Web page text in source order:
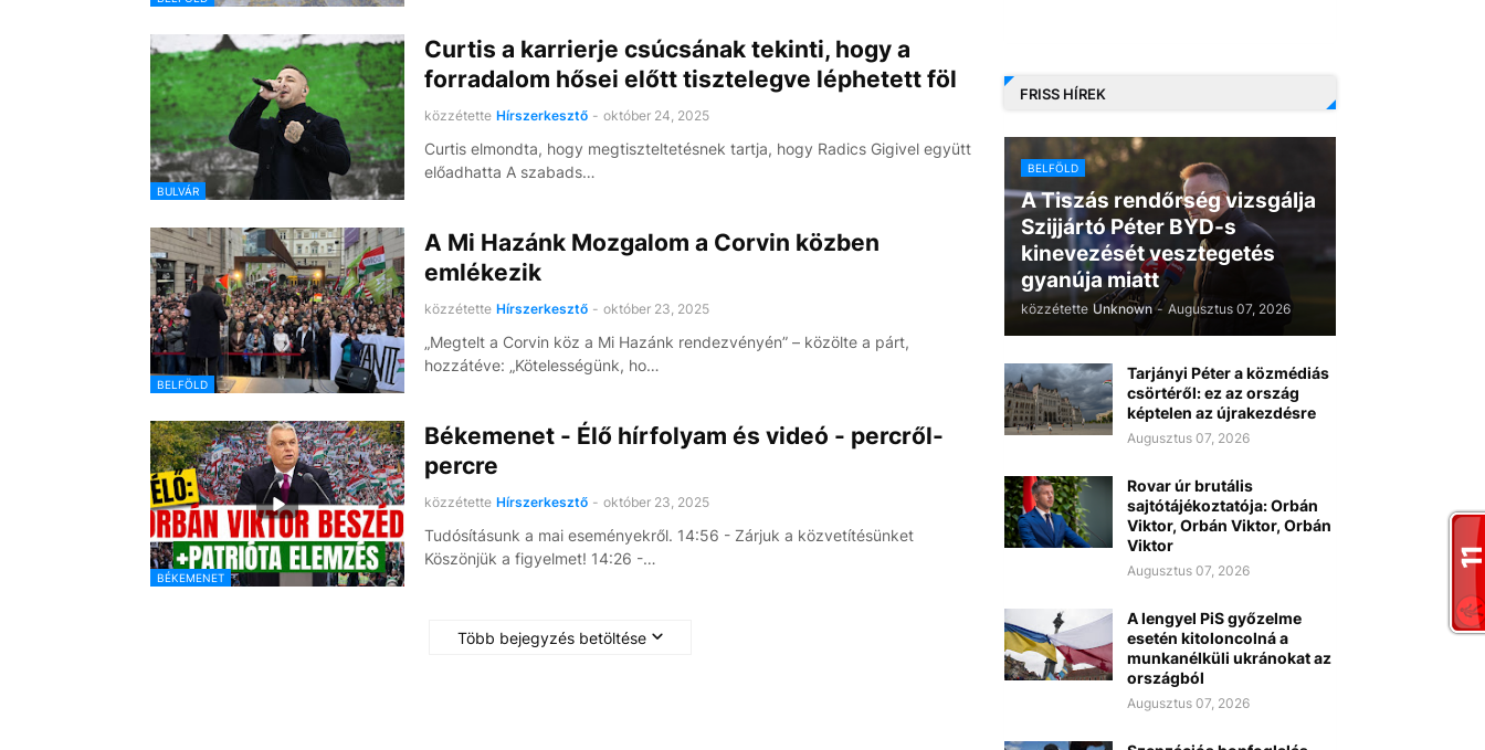
BULVÁR
Curtis a karrierje csúcsának tekinti, hogy a
forradalom hősei előtt tisztelegve léphetett föl
közzétette Hírszerkesztő - október 24, 2025
Curtis elmondta, hogy megtiszteltetésnek tartja, hogy Radics Gigivel együtt
előadhatta A szabads…
BELFÖLD
A Mi Hazánk Mozgalom a Corvin közben
emlékezik
közzétette Hírszerkesztő - október 23, 2025
„Megtelt a Corvin köz a Mi Hazánk rendezvényén” – közölte a párt,
hozzátéve: „Kötelességünk, ho…
BÉKEMENET
Békemenet - Élő hírfolyam és videó - percről-
percre
közzétette Hírszerkesztő - október 23, 2025
Tudósításunk a mai eseményekről. 14:56 - Zárjuk a közvetítésünket
Köszönjük a figyelmet! 14:26 -…
Több bejegyzés betöltése
FRISS HÍREK
BELFÖLD
A Tiszás rendőrség vizsgálja
Szijjártó Péter BYD-s
kinevezését vesztegetés
gyanúja miatt
közzétette Unknown - Augusztus 07, 2026
Tarjányi Péter a közmédiás
csörtéről: ez az ország
képtelen az újrakezdésre
Augusztus 07, 2026
Rovar úr brutális
sajtótájékoztatója: Orbán
Viktor, Orbán Viktor, Orbán
Viktor
Augusztus 07, 2026
A lengyel PiS győzelme
esetén kitoloncolná a
munkanélküli ukránokat az
országból
Augusztus 07, 2026